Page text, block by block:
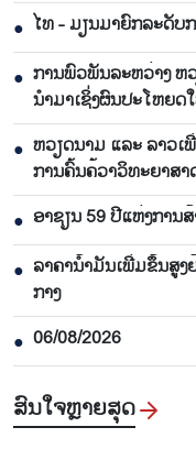
● ໄທ - ມຽນ​ມາ​ຍົກ​ລະ​ດັ
● ການ​ພົວ​ພັນ​ລະ​ຫວ່າງ ຫ
ນຳ​ມ​າ​ເຊິ່ງ​ຜົນ​ປະ​ໂຫຍດ​
● ຫວຽດ​ນາມ ແລະ ລາວ​
ການ​ຄົ້ນ​ຄ້​ວາ​ວິ​ທະ​ຍາ​ສ
● ອາຊຽ​ນ 59 ປີ​ແຫ່ງ​ການ​
● ລາ​ຄາ​ນ້ຳ​ມັນ​ເພີ່ມ​ຂຶ້ນ​ສູ
ກາງ
● 06/08/2026
ສົນ​ໃຈ​ຫຼາຍ​ສຸດ